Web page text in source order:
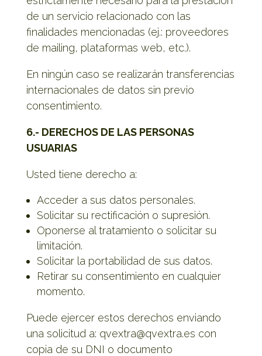
de un servicio relacionado con las
finalidades mencionadas (ej.: proveedores
de mailing, plataformas web, etc.).
En ningún caso se realizarán transferencias
internacionales de datos sin previo
consentimiento.
6.- DERECHOS DE LAS PERSONAS
USUARIAS
Usted tiene derecho a:
Acceder a sus datos personales.
Solicitar su rectificación o supresión.
Oponerse al tratamiento o solicitar su
limitación.
Solicitar la portabilidad de sus datos.
Retirar su consentimiento en cualquier
momento.
Puede ejercer estos derechos enviando
una solicitud a: qvextra@qvextra.es con
copia de su DNI o documento